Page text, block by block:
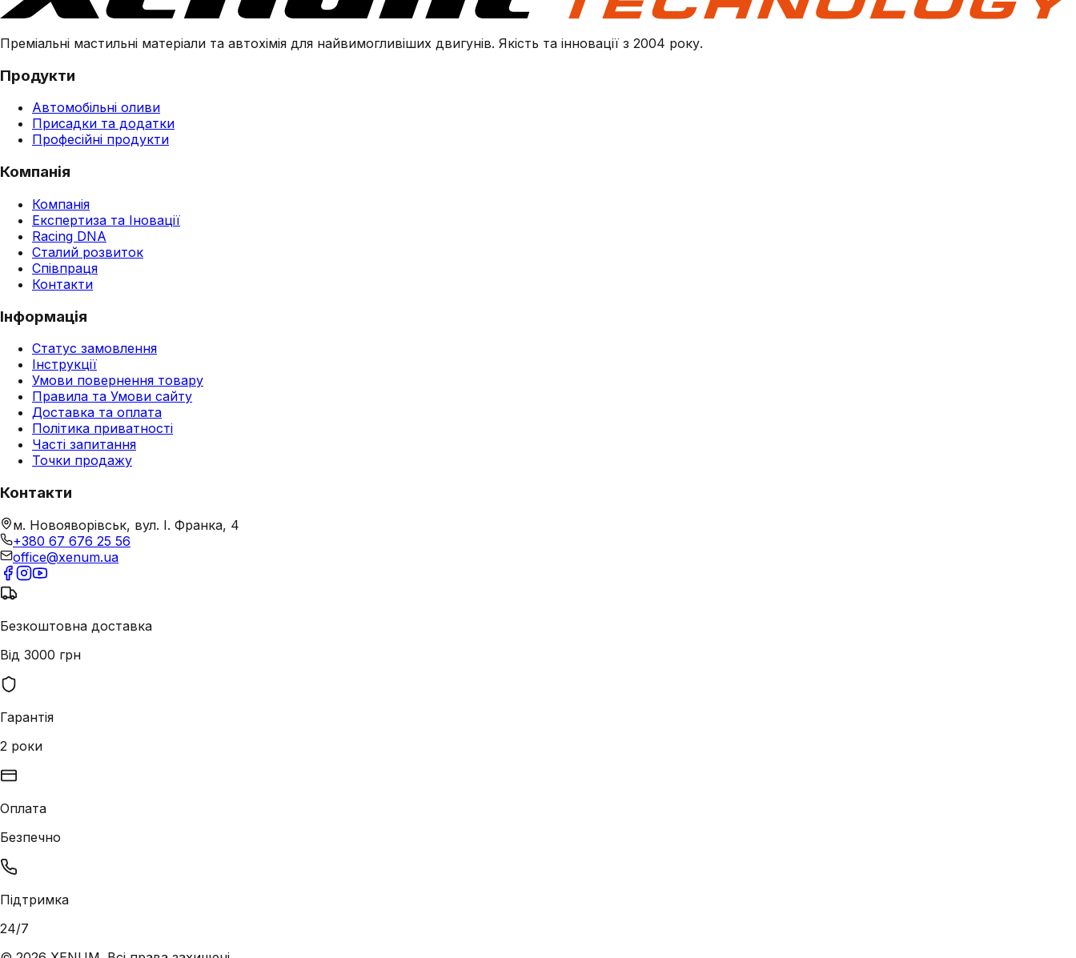
Преміальні мастильні матеріали та автохімія для найвимогливіших двигунів. Якість та інновації з 2004 року.
Продукти
Автомобільні оливи
Присадки та додатки
Професійні продукти
Компанія
Компанія
Експертиза та Іновації
Racing DNA
Сталий розвиток
Співпраця
Контакти
Інформація
Статус замовлення
Інструкції
Умови повернення товару
Правила та Умови сайту
Доставка та оплата
Політика приватності
Часті запитання
Точки продажу
Контакти
м. Новояворівськ, вул. І. Франка, 4
+380 67 676 25 56
office@xenum.ua
Безкоштовна доставка
Від 3000 грн
Гарантія
2 роки
Оплата
Безпечно
Підтримка
24/7